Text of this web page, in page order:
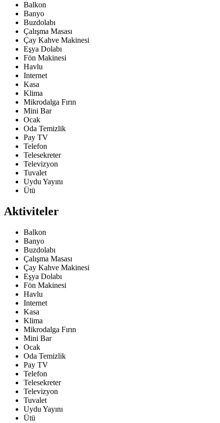
Balkon
Banyo
Buzdolabı
Çalışma Masası
Çay Kahve Makinesi
Eşya Dolabı
Fön Makinesi
Havlu
Internet
Kasa
Klima
Mikrodalga Fırın
Mini Bar
Ocak
Oda Temizlik
Pay TV
Telefon
Telesekreter
Televizyon
Tuvalet
Uydu Yayını
Ütü
Aktiviteler
Balkon
Banyo
Buzdolabı
Çalışma Masası
Çay Kahve Makinesi
Eşya Dolabı
Fön Makinesi
Havlu
Internet
Kasa
Klima
Mikrodalga Fırın
Mini Bar
Ocak
Oda Temizlik
Pay TV
Telefon
Telesekreter
Televizyon
Tuvalet
Uydu Yayını
Ütü